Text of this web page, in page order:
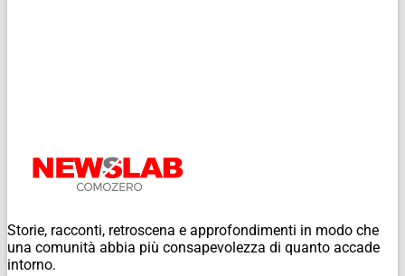
Storie, racconti, retroscena e approfondimenti in modo che
una comunità abbia più consapevolezza di quanto accade
intorno.